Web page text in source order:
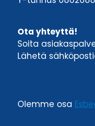
Ota yhteyttä!
Soita
Lähetä
Olemme osa